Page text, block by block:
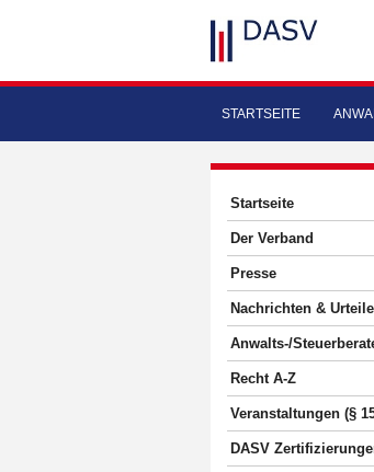
STARTSEITE
Startseite
Der Verband
Presse
Nachrichten & Urteile
Anwalts-/
Recht A-Z
Veranstaltungen (§
DASV